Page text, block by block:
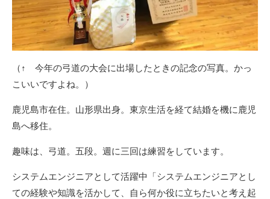
（↑ 今年の弓道の大会に出場したときの記念の写真。かっ
こいいですよね。）
鹿児島市在住。山形県出身。東京生活を経て結婚を機に鹿児
島へ移住。
趣味は、弓道。五段。週に三回は練習をしています。
システムエンジニアとして活躍中「システムエンジニアとし
ての経験や知識を活かして、自ら何か役に立ちたいと考え起